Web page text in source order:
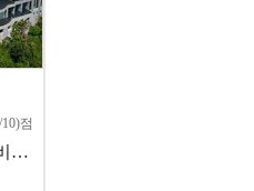
10)점
…